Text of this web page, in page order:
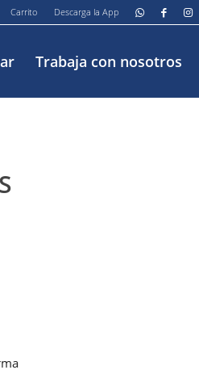
Carrito Descarga la App
Trabaja con nosotros